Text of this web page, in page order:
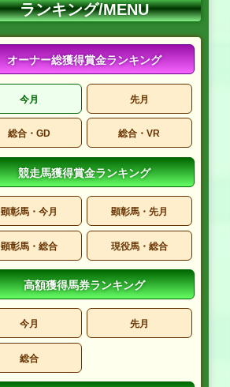
ランキング/MENU
オーナー総獲得賞金ランキング
今月 先月
総合・GD 総合・VR
競走馬獲得賞金ランキング
顕彰馬・今月 顕彰馬・先月
顕彰馬・総合 現役馬・総合
高額獲得馬券ランキング
今月 先月
総合